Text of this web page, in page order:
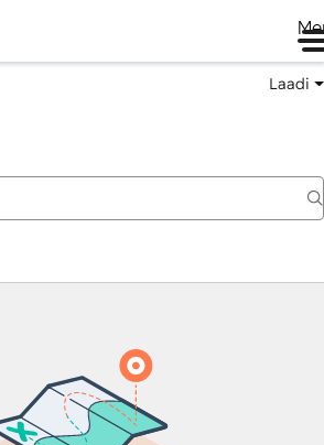
Laadi